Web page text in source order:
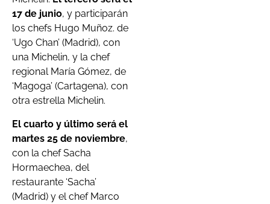
17 de junio, y participarán
los chefs Hugo Muñoz. de
‘Ugo Chan’ (Madrid), con
una Michelin, y la chef
regional María Gómez, de
‘Magoga’ (Cartagena), con
otra estrella Michelin.
El cuarto y último será el
martes 25 de noviembre,
con la chef Sacha
Hormaechea, del
restaurante ‘Sacha’
(Madrid) y el chef Marco